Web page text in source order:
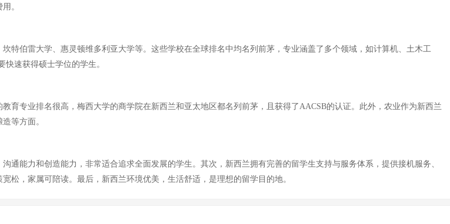
。
特伯雷大学、惠灵顿维多利亚大学等。这些学校在全球排名中均名列前茅，专业涵盖了多个领域，如计算机、土木工
速获得硕士学位的学生。
育专业排名很高，梅西大学的商学院在新西兰和亚太地区都名列前茅，且获得了AACSB的认证。此外，农业作为新西兰
等方面。
能力和创造能力，非常适合追求全面发展的学生。其次，新西兰拥有完善的留学生支持与服务体系，提供接机服务、
松，家属可陪读。最后，新西兰环境优美，生活舒适，是理想的留学目的地。